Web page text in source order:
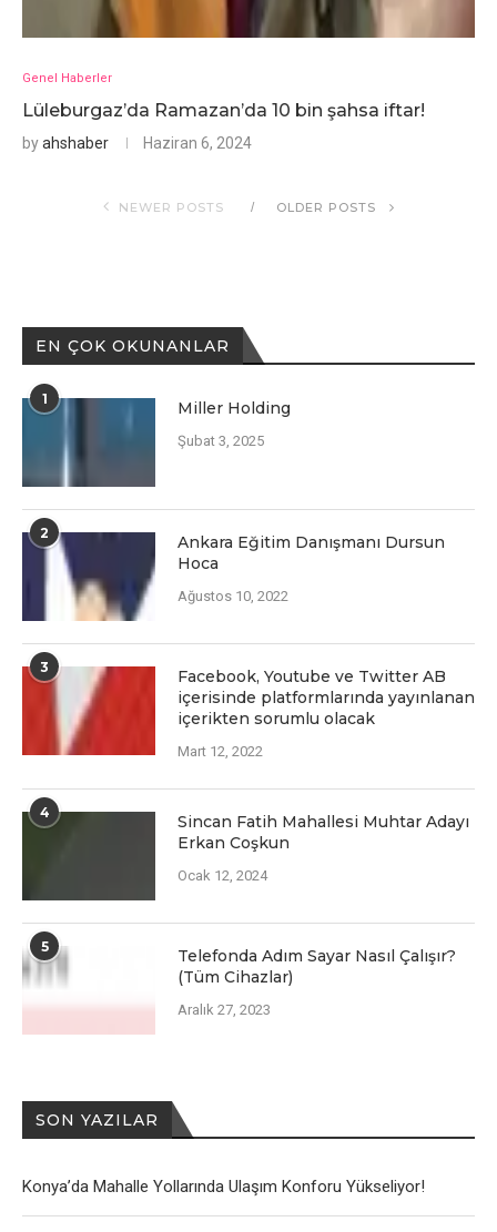
Genel Haberler
Lüleburgaz’da Ramazan’da 10 bin şahsa iftar!
byahshaber Haziran 6, 2024
NEWER POSTS OLDER POSTS
EN ÇOK OKUNANLAR
1 Miller Holding
Şubat 3, 2025
2
Ankara Eğitim Danışmanı Dursun
Hoca
Ağustos 10, 2022
3
Facеbook, Youtubе vе Twittеr AB
içеrisindе platformlarında yayınlanan
içеriktеn sorumlu olacak
Mart 12, 2022
4
Sincan Fatih Mahallesi Muhtar Adayı
Erkan Coşkun
Ocak 12, 2024
5
Telefonda Adım Sayar Nasıl Çalışır?
(Tüm Cihazlar)
Aralık 27, 2023
SON YAZILAR
Konya’da Mahalle Yollarında Ulaşım Konforu Yükseliyor!